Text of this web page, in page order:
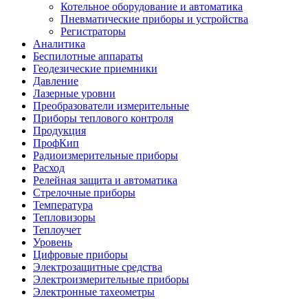
Котельное оборудование и автоматика
Пневматические приборы и устройства
Регистраторы
Аналитика
Беспилотные аппараты
Геодезические приемники
Давление
Лазерные уровни
Преобразователи измерительные
Приборы теплового контроля
Продукция
ПрофКип
Радиоизмерительные приборы
Расход
Релейная защита и автоматика
Стрелочные приборы
Температура
Тепловизоры
Теплоучет
Уровень
Цифровые приборы
Электрозащитные средства
Электроизмерительные приборы
Электронные тахеометры